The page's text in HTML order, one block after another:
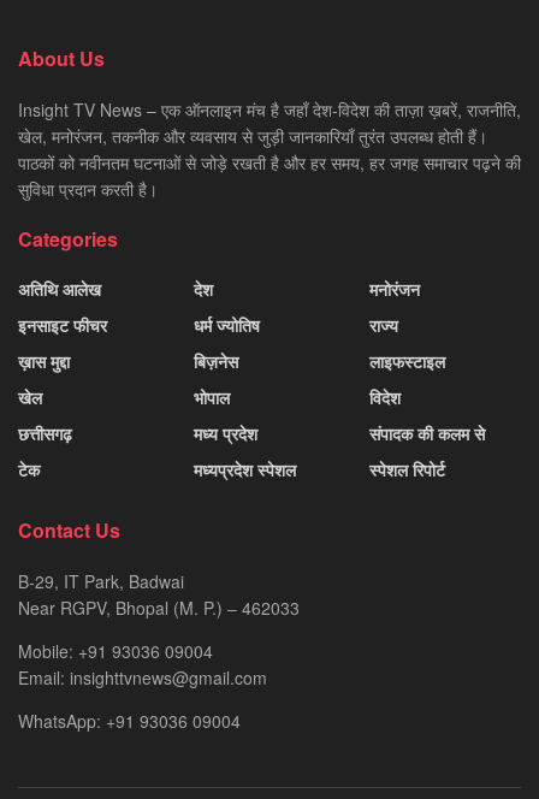
About Us
Insight TV News – एक ऑनलाइन मंच है जहाँ देश-विदेश की ताज़ा ख़बरें, राजनीति,
खेल, मनोरंजन, तकनीक और व्यवसाय से जुड़ी जानकारियाँ तुरंत उपलब्ध होती हैं।
पाठकों को नवीनतम घटनाओं से जोड़े रखती है और हर समय, हर जगह समाचार पढ़ने की
सुविधा प्रदान करती है।
Categories
अतिथि आलेख
इनसाइट फीचर
ख़ास मुद्दा
खेल
छत्तीसगढ़
टेक
देश
धर्म ज्योतिष
बिज़नेस
भोपाल
मध्य प्रदेश
मध्यप्रदेश स्पेशल
मनोरंजन
राज्य
लाइफस्टाइल
विदेश
संपादक की कलम से
स्पेशल रिपोर्ट
Contact Us
B-29, IT Park, Badwai
Near RGPV, Bhopal (M. P.) – 462033
Mobile: +91 93036 09004
Email: insighttvnews@gmail.com
WhatsApp: +91 93036 09004